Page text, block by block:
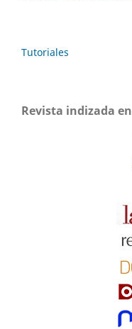
Tutoriales
Revista indizada en